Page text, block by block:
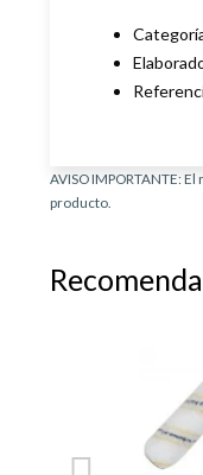
AVISO IMPORTANTE:
producto.